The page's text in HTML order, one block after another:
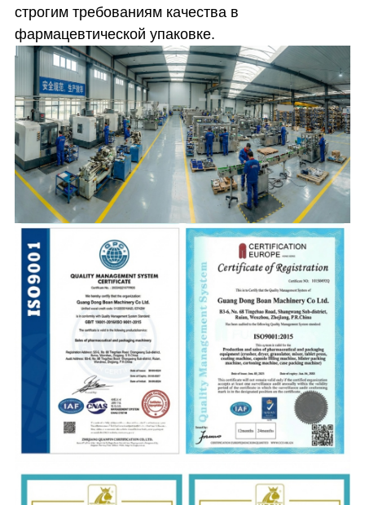
строгим требованиям качества в
фармацевтической упаковке.